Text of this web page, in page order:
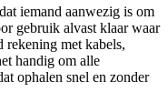
iemand aanwezig is om
gebruik alvast klaar waar
rekening met kabels,
handig om alle
ophalen snel en zonder